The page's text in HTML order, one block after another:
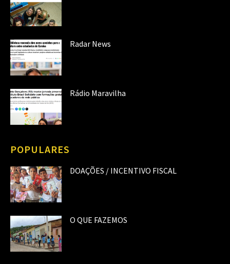
Radar News
Rádio Maravilha
POPULARES
DOAÇÕES / INCENTIVO FISCAL
O QUE FAZEMOS